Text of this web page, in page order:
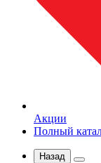
Акции
Полный
Назад